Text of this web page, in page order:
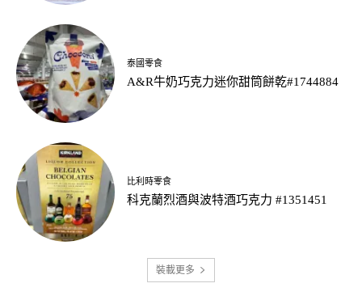
泰國零食
A&R牛奶巧克力迷你甜筒餅乾#1744884
比利時零食
科克蘭烈酒與波特酒巧克力 #1351451
裝載更多